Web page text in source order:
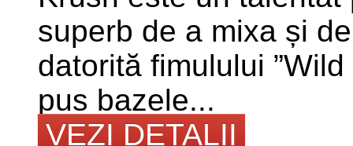
superb de a mixa și
datorită fimulului
pus bazele...
VEZI DETALII